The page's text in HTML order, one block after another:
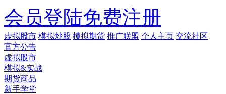
会员登陆免费注册
虚拟股市 模拟炒股 模拟期货 推广联盟 个人主页 交流社区
官方公告
虚拟股市
模拟&实战
期货商品
新手学堂